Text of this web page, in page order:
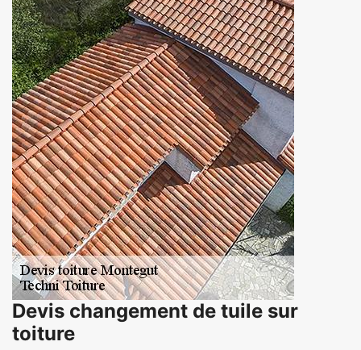
Devis changement de tuile sur
toiture